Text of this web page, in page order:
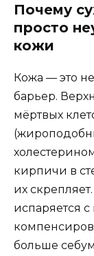
Почему
просто
кожи
Кожа — это
барьер.
мёртвых
кирпичи в
их
испаряется
больше